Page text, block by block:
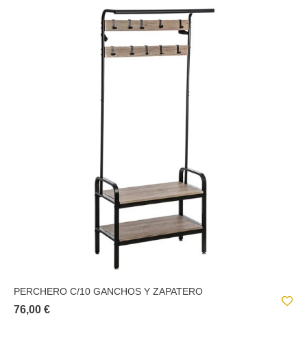
PERCHERO C/10 GANCHOS Y ZAPATERO
76,00 €